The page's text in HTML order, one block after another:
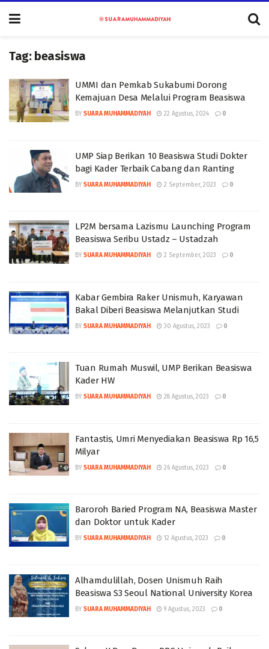
Tag: beasiswa
UMMI dan Pemkab Sukabumi Dorong
Kemajuan Desa Melalui Program Beasiswa
BY SUARA MUHAMMADIYAH 22 Agustus, 2024 0
UMP Siap Berikan 10 Beasiswa Studi Dokter
bagi Kader Terbaik Cabang dan Ranting
BY SUARA MUHAMMADIYAH 2 September, 2023 0
LP2M bersama Lazismu Launching Program
Beasiswa Seribu Ustadz – Ustadzah
BY SUARA MUHAMMADIYAH 2 September, 2023 0
Kabar Gembira Raker Unismuh, Karyawan
Bakal Diberi Beasiswa Melanjutkan Studi
BY SUARA MUHAMMADIYAH 30 Agustus, 2023 0
Tuan Rumah Muswil, UMP Berikan Beasiswa
Kader HW
BY SUARA MUHAMMADIYAH 28 Agustus, 2023 0
Fantastis, Umri Menyediakan Beasiswa Rp 16,5
Milyar
BY SUARA MUHAMMADIYAH 26 Agustus, 2023 0
Baroroh Baried Program NA, Beasiswa Master
dan Doktor untuk Kader
BY SUARA MUHAMMADIYAH 12 Agustus, 2023 0
Alhamdulillah, Dosen Unismuh Raih
Beasiswa S3 Seoul National University Korea
BY SUARA MUHAMMADIYAH 9 Agustus, 2023 0